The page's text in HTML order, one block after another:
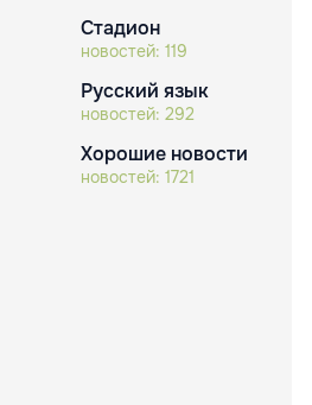
Стадион
новостей: 119
Русский язык
новостей: 292
Хорошие новости
новостей: 1721